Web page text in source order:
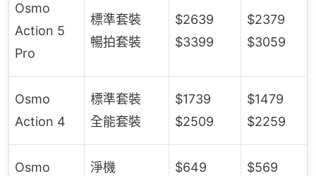
Osmo
Action 5
Pro
標準套裝
暢拍套裝
$2639
$3399
$2379
$3059
Osmo
Action 4
標準套裝
全能套裝
$1739
$2509
$1479
$2259
Osmo
淨機
$649
$569